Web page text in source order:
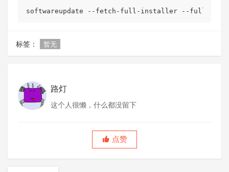
softwareupdate --fetch-full-installer --full-
标签： 暂无
路灯
这个人很懒，什么都没留下
点赞